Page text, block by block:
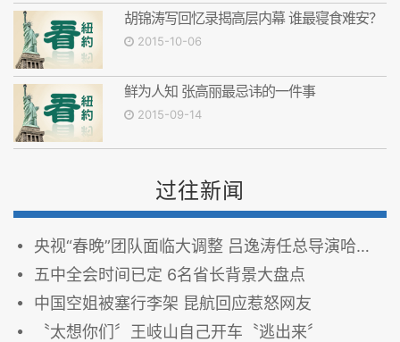
胡锦涛写回忆录揭高层内幕 谁最寝食难安？
2015-10-06
鲜为人知 张高丽最忌讳的一件事
2015-09-14
过往新闻
央视“春晚”团队面临大调整 吕逸涛任总导演哈文离职
五中全会时间已定 6名省长背景大盘点
中国空姐被塞行李架 昆航回应惹怒网友
〝太想你们〞王岐山自己开车〝逃出来〞